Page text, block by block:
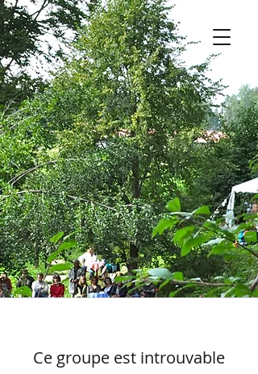
Ce groupe est introuvable